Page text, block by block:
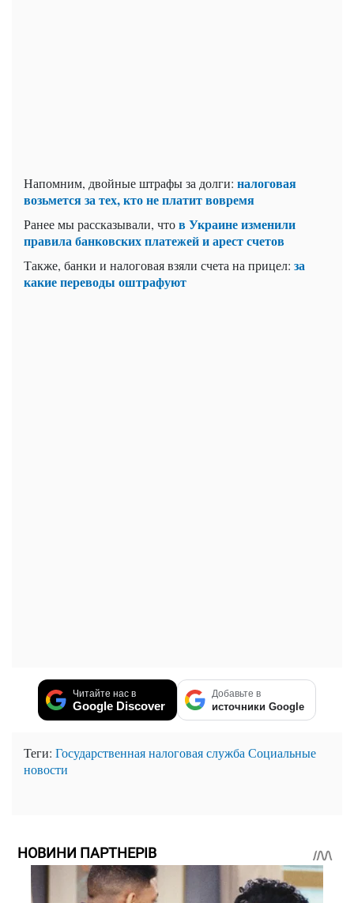
Напомним, двойные штрафы за долги: налоговая
возьмется за тех, кто не платит вовремя
Ранее мы рассказывали, чтов Украине изменили
правила банковских платежей и арест счетов
Также, банки и налоговая взяли счета на прицел: за
какие переводы оштрафуют
Читайте нас в
Google Discover
Добавьте в
источники Google
Теги: Государственная налоговая службаСоциальные
новости
НОВИНИ ПАРТНЕРІВ